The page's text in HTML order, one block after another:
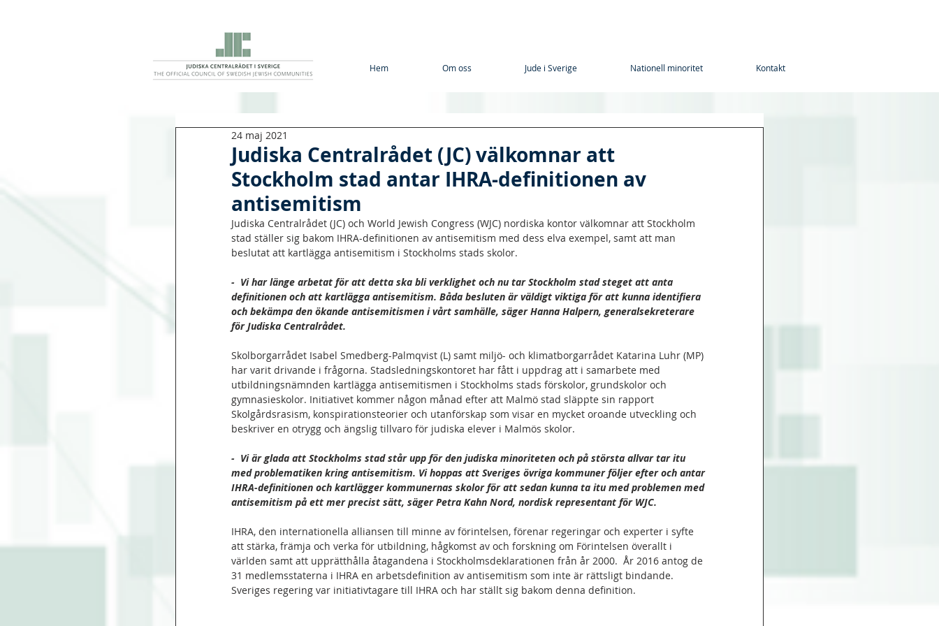
Hem Om oss Jude i Sverige Nationell minoritet Kontakt
Judiska Centralrådet (JC) välkomnar att
Stockholm stad antar IHRA-definitionen av
antisemitism
24 maj 2021
Judiska Centralrådet (JC) och World Jewish Congress (WJC) nordiska kontor välkomnar att Stockholm
stad ställer sig bakom IHRA-definitionen av antisemitism med dess elva exempel, samt att man
beslutat att kartlägga antisemitism i Stockholms stads skolor.
-  Vi har länge arbetat för att detta ska bli verklighet och nu tar Stockholm stad steget att anta
definitionen och att kartlägga antisemitism. Båda besluten är väldigt viktiga för att kunna identifiera
och bekämpa den ökande antisemitismen i vårt samhälle, säger Hanna Halpern, generalsekreterare
för Judiska Centralrådet.
Skolborgarrådet Isabel Smedberg-Palmqvist (L) samt miljö- och klimatborgarrådet Katarina Luhr (MP)
har varit drivande i frågorna. Stadsledningskontoret har fått i uppdrag att i samarbete med
utbildningsnämnden kartlägga antisemitismen i Stockholms stads förskolor, grundskolor och
gymnasieskolor. Initiativet kommer någon månad efter att Malmö stad släppte sin rapport
Skolgårdsrasism, konspirationsteorier och utanförskap som visar en mycket oroande utveckling och
beskriver en otrygg och ängslig tillvaro för judiska elever i Malmös skolor.
-  Vi är glada att Stockholms stad står upp för den judiska minoriteten och på största allvar tar itu
med problematiken kring antisemitism. Vi hoppas att Sveriges övriga kommuner följer efter och antar
IHRA-definitionen och kartlägger kommunernas skolor för att sedan kunna ta itu med problemen med
antisemitism på ett mer precist sätt, säger Petra Kahn Nord, nordisk representant för WJC.
IHRA, den internationella alliansen till minne av förintelsen, förenar regeringar och experter i syfte
att stärka, främja och verka för utbildning, hågkomst av och forskning om Förintelsen överallt i
världen samt att upprätthålla åtagandena i Stockholmsdeklarationen från år 2000.  År 2016 antog de
31 medlemsstaterna i IHRA en arbetsdefinition av antisemitism som inte är rättsligt bindande.
Sveriges regering var initiativtagare till IHRA och har ställt sig bakom denna definition.